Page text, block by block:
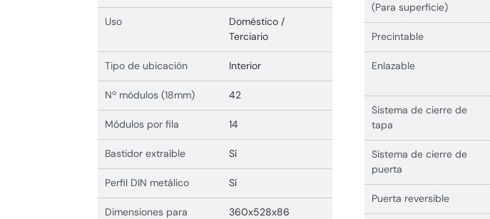
Uso
Doméstico /
Terciario
Tipo de ubicación Interior
Nº módulos (18mm) 42
Módulos por fila 14
Bastidor extraíble Sí
Perfil DIN metálico Sí
Dimensiones para
360x528x86
(Para superficie)
Precintable
Enlazable
Sistema de cierre de
tapa
Sistema de cierre de
puerta
Puerta reversible